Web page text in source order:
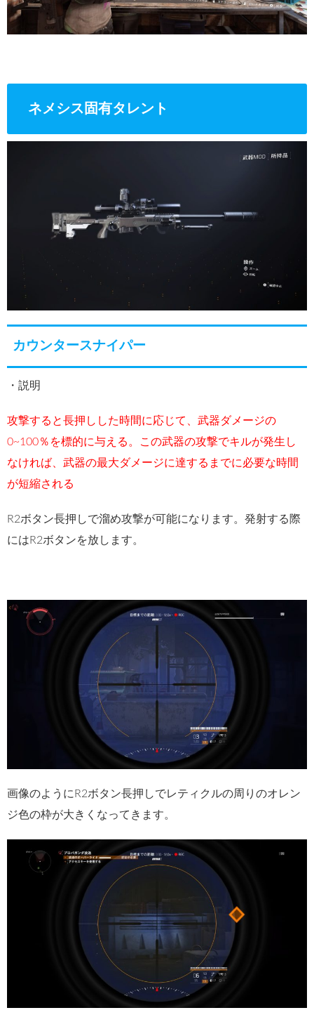
ネメシス固有タレント
カウンタースナイパー
・説明
攻撃すると長押しした時間に応じて、武器ダメージの
0~100％を標的に与える。この武器の攻撃でキルが発生し
なければ、武器の最大ダメージに達するまでに必要な時間
が短縮される
R2ボタン長押しで溜め攻撃が可能になります。発射する際
にはR2ボタンを放します。
画像のようにR2ボタン長押しでレティクルの周りのオレン
ジ色の枠が大きくなってきます。